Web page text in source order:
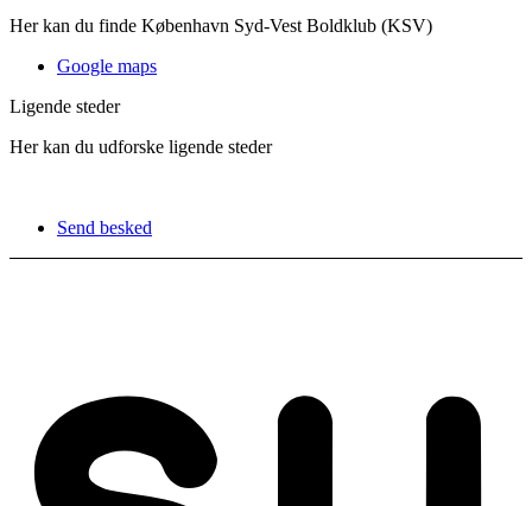
Her kan du finde København Syd-Vest Boldklub (KSV)
Google maps
Ligende steder
Her kan du udforske ligende steder
Send besked